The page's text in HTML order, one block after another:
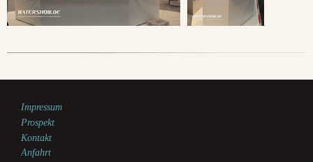
Impressum
Prospekt
Kontakt
Anfahrt